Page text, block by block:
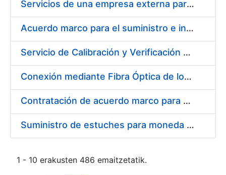
Servicios de una empresa externa para el asesoramiento y resolución de los recursos de alzada que se presentan relacionados con procesos de selección para la FNMT-RCM
Acuerdo marco para el suministro e instalación de persianas, estores y otros complementos
Servicio de Calibración y Verificación Externa de los Equipos de Medición del Servicio de Prevención de la FNMT-RCM
Conexión mediante Fibra Óptica de los Centros de Proceso de Datos (CPDs) de las sedes de la FNMT-RCM de Burgos y Madrid
Contratación de acuerdo marco para el Suministro de Material de Electricidad para la Fábrica Nacional de Moneda y Timbre-Real Casa de la Moneda en su centro de trabajo de Burgos
Suministro de estuches para moneda de 30 €
1 - 10 erakusten 486 emaitzetatik.